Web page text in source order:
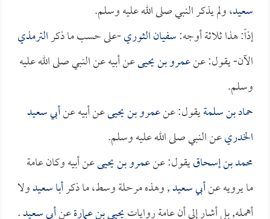
سعيد، ولم يذكر النبي صلى الله عليه وسلم.
إذاً: هذا ثلاثة أوجه:سفيان الثوري-على حسب ما ذكرالترمذي
الآن- يقول: عنعمرو بن يحيىعن أبيه عن النبي صلى الله عليه
وسلم.
حماد بن سلمةيقول: عنعمرو بن يحيىعن أبيه عنأبي سعيد
الخدريعن النبي صلى الله عليه وسلم.
محمد بن إسحاقيقول: عنعمرو بن يحيىعن أبيه وكان عامة
ما يرويه عنأبي سعيد, وهذه مرحلة وسط، ما ذكرأبا سعيدولا
أهمله, بل أشار إلى أن عامة رواياتيحيى بن عمارةعنأبي سعيد.